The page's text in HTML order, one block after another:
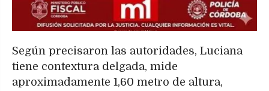
Según precisaron las autoridades, Luciana
tiene contextura delgada, mide
aproximadamente 1,60 metro de altura,